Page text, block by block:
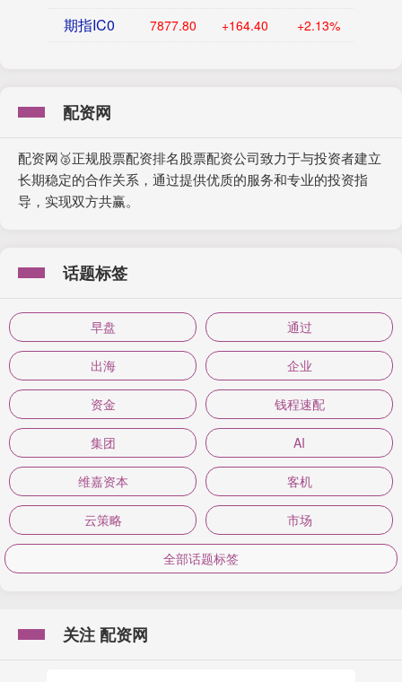
期指IC0 7877.80 +164.40 +2.13%
配资网
配资网🥈正规股票配资排名股票配资公司致力于与投资者建立
长期稳定的合作关系，通过提供优质的服务和专业的投资指
导，实现双方共赢。
话题标签
早盘 通过
出海 企业
资金 钱程速配
集团 AI
维嘉资本 客机
云策略 市场
全部话题标签
关注 配资网